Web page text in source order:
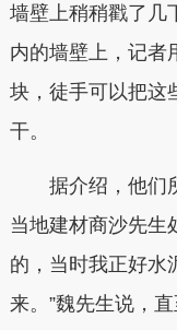
墙壁上稍稍戳了几
内的墙壁上，记者
块，徒手可以把这
干。
据介绍，他们所
当地建材商沙先生
的，当时我正好水
来。”魏先生说，